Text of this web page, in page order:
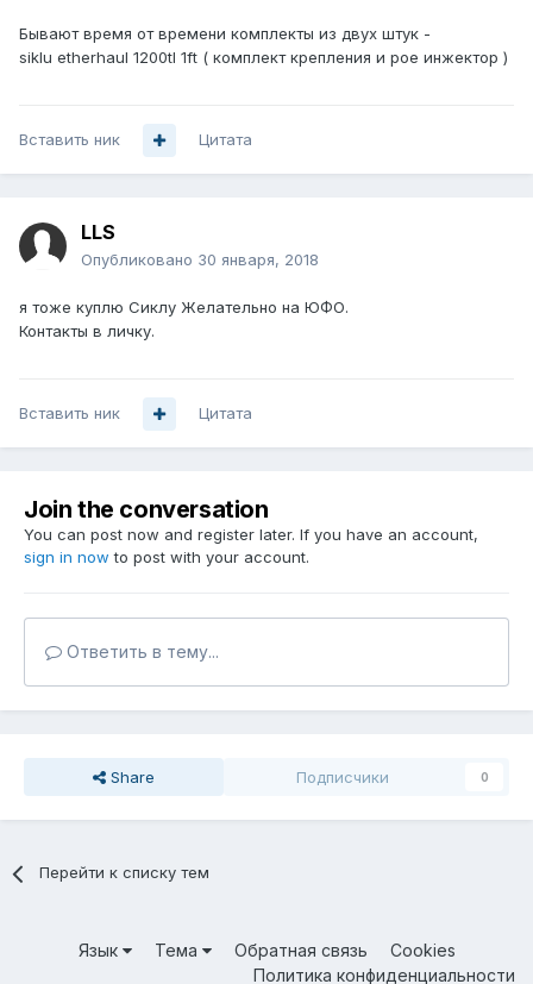
Бывают время от времени комплекты из двух штук -
siklu etherhaul 1200tl 1ft ( комплект крепления и poe инжектор )
Вставить ник Цитата
LLS
Опубликовано 30 января, 2018
я тоже куплю Сиклу Желательно на ЮФО.
Контакты в личку.
Вставить ник Цитата
Join the conversation
You can post now and register later. If you have an account,
sign in now to post with your account.
Ответить в тему...
Share Подписчики 0
Перейти к списку тем
Язык Тема Обратная связь
Cookies
Политика конфиденциальности